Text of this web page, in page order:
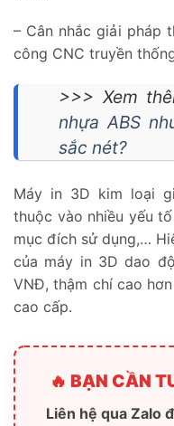
– Cân nhắc giải pháp
công CNC truyền
>>> Xem
nhựa ABS
sắc nét?
Máy in 3D kim loại
thuộc vào nhiều yếu
mục đích sử dụng,…
của máy in 3D dao
VNĐ, thậm chí cao
cao cấp.
🔥 BẠN CẦN
Liên hệ qua Zalo